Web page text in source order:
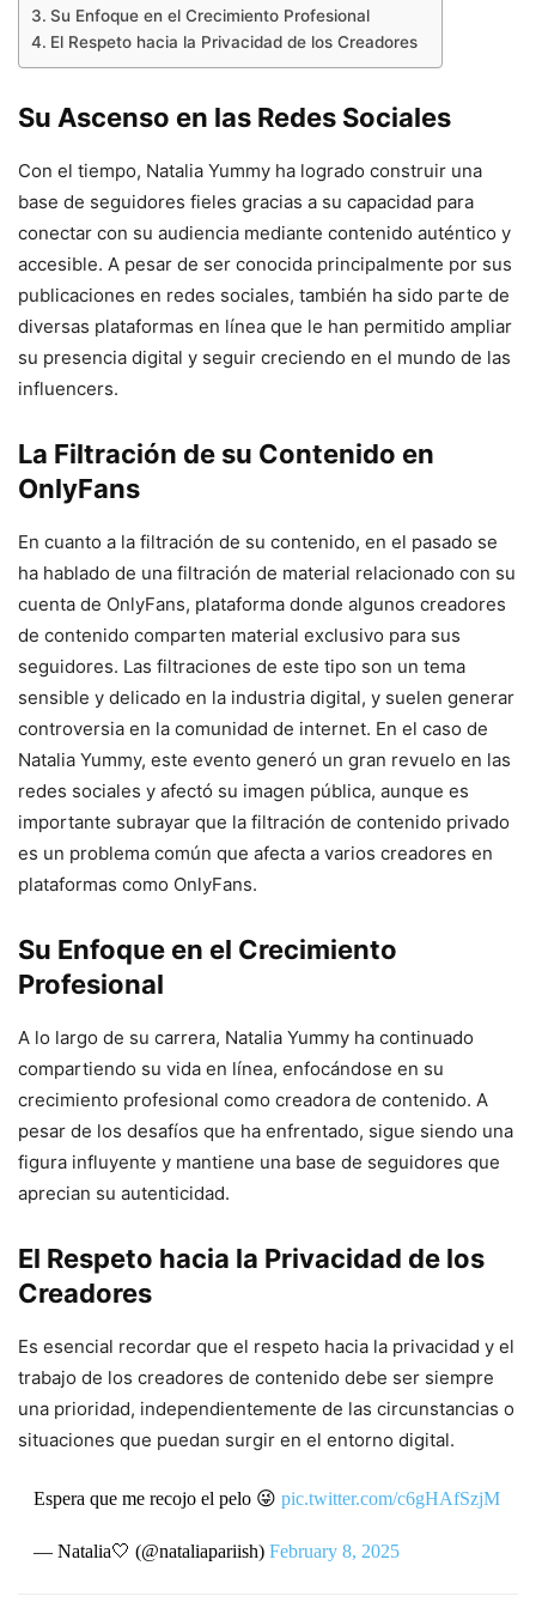
Su Enfoque en el Crecimiento Profesional
El Respeto hacia la Privacidad de los Creadores
Su Ascenso en las Redes Sociales
Con el tiempo, Natalia Yummy ha logrado construir una
base de seguidores fieles gracias a su capacidad para
conectar con su audiencia mediante contenido auténtico y
accesible. A pesar de ser conocida principalmente por sus
publicaciones en redes sociales, también ha sido parte de
diversas plataformas en línea que le han permitido ampliar
su presencia digital y seguir creciendo en el mundo de las
influencers.
La Filtración de su Contenido en
OnlyFans
En cuanto a la filtración de su contenido, en el pasado se
ha hablado de una filtración de material relacionado con su
cuenta de OnlyFans, plataforma donde algunos creadores
de contenido comparten material exclusivo para sus
seguidores. Las filtraciones de este tipo son un tema
sensible y delicado en la industria digital, y suelen generar
controversia en la comunidad de internet. En el caso de
Natalia Yummy, este evento generó un gran revuelo en las
redes sociales y afectó su imagen pública, aunque es
importante subrayar que la filtración de contenido privado
es un problema común que afecta a varios creadores en
plataformas como OnlyFans.
Su Enfoque en el Crecimiento
Profesional
A lo largo de su carrera, Natalia Yummy ha continuado
compartiendo su vida en línea, enfocándose en su
crecimiento profesional como creadora de contenido. A
pesar de los desafíos que ha enfrentado, sigue siendo una
figura influyente y mantiene una base de seguidores que
aprecian su autenticidad.
El Respeto hacia la Privacidad de los
Creadores
Es esencial recordar que el respeto hacia la privacidad y el
trabajo de los creadores de contenido debe ser siempre
una prioridad, independientemente de las circunstancias o
situaciones que puedan surgir en el entorno digital.
Espera que me recojo el pelo 😜 pic.twitter.com/c6gHAfSzjM
— Natalia🤍 (@nataliapariish) February 8, 2025